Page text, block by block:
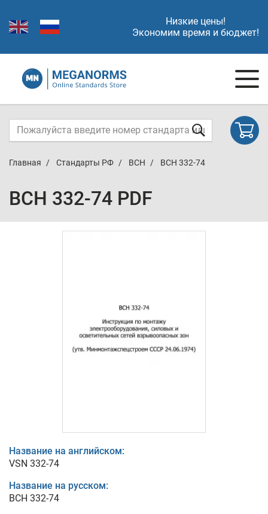
Низкие цены!
Экономим время и бюджет!
Главная Стандарты РФ ВСН ВСН 332-74
ВСН 332-74 PDF
Название на английском:
VSN 332-74
Название на русском:
ВСН 332-74